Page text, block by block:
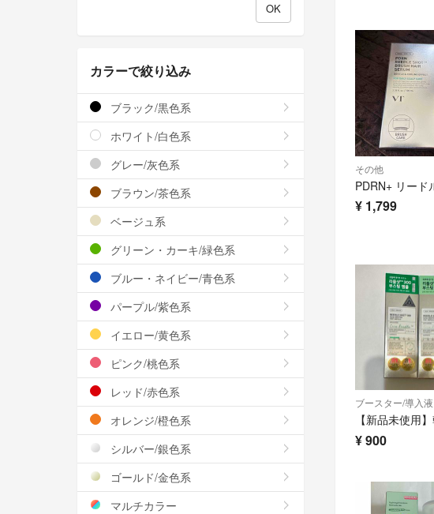
その他
¥ 1,799
ブースター/導入液
¥900
カラーで絞り込み
ブラック/黒色系
ホワイト/白色系
グレー/灰色系
ブラウン/茶色系
ベージュ系
グリーン・カーキ/緑色系
ブルー・ネイビー/青色系
パープル/紫色系
イエロー/黄色系
ピンク/桃色系
レッド/赤色系
オレンジ/橙色系
シルバー/銀色系
ゴールド/金色系
マルチカラー